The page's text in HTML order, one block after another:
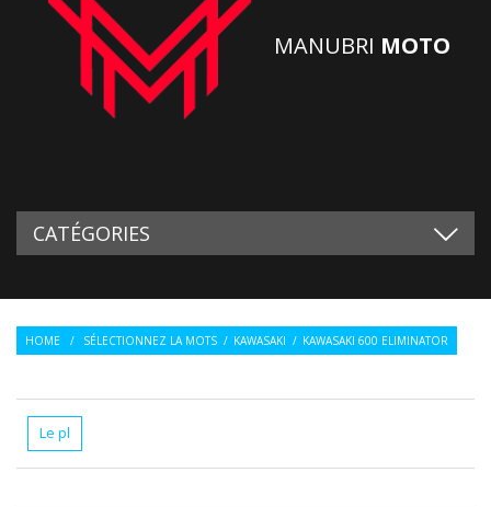
MANUBRI MOTO
CATÉGORIES
HOME / SÉLECTIONNEZ LA MOTS / KAWASAKI / KAWASAKI 600 ELIMINATOR